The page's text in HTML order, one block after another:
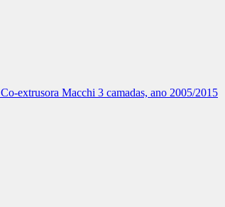
Co-extrusora Macchi 3 camadas, ano 2005/2015